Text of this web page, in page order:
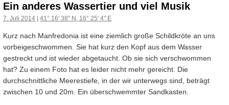
Ein anderes Wassertier und viel Musik
7. Juli 2014 41° 16' 38" N, 16° 25' 4" E
Kurz nach Manfredonia ist eine ziemlich große Schildkröte an uns
vorbeigeschwommen. Sie hat kurz den Kopf aus dem Wasser
gestreckt und ist wieder abgetaucht. Ob sie sich verschwommen
hat? Zu einem Foto hat es leider nicht mehr gereicht. Die
durchschnittliche Meerestiefe, in der wir unterwegs sind, beträgt
zwischen 10 und 20m. Ein überschwemmter Sandkasten.